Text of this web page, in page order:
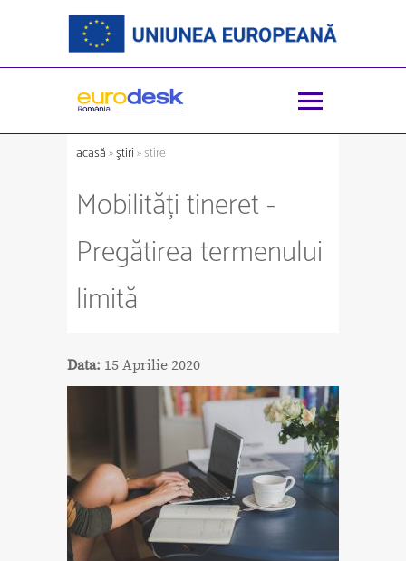
acasă»ştiri» stire
Mobilități tineret -
Pregătirea termenului
limită
Data: 15 Aprilie 2020